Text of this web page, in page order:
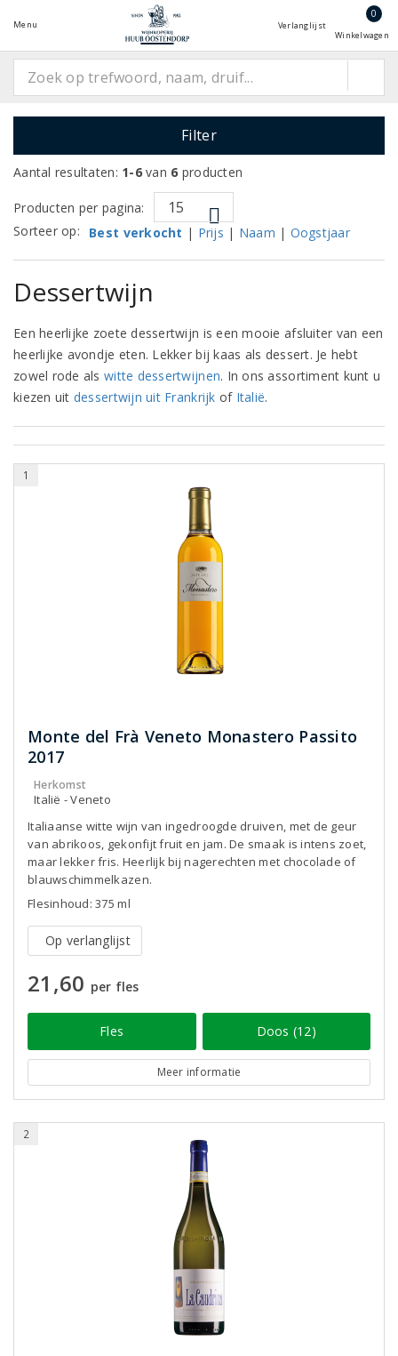
Menu Verlanglijst
0
Winkelwagen
Filter
Aantal resultaten: 1-6van 6 producten
Producten per pagina:
Sorteer op:
Best verkocht | Prijs | Naam | Oogstjaar
Dessertwijn
Een heerlijke zoete dessertwijn is een mooie afsluiter van een
heerlijke avondje eten. Lekker bij kaas als dessert. Je hebt
zowel rode alswitte dessertwijnen. In ons assortiment kunt u
kiezen uit dessertwijn uit Frankrijk of Italië.
1
Monte del Frà Veneto Monastero Passito
2017
Herkomst
Italië - Veneto
Italiaanse witte wijn van ingedroogde druiven, met de geur
van abrikoos, gekonfijt fruit en jam. De smaak is intens zoet,
maar lekker fris. Heerlijk bij nagerechten met chocolade of
blauwschimmelkazen.
Flesinhoud: 375 ml
Op verlanglijst
21,60 per fles
Fles Doos (12)
Meer informatie
2